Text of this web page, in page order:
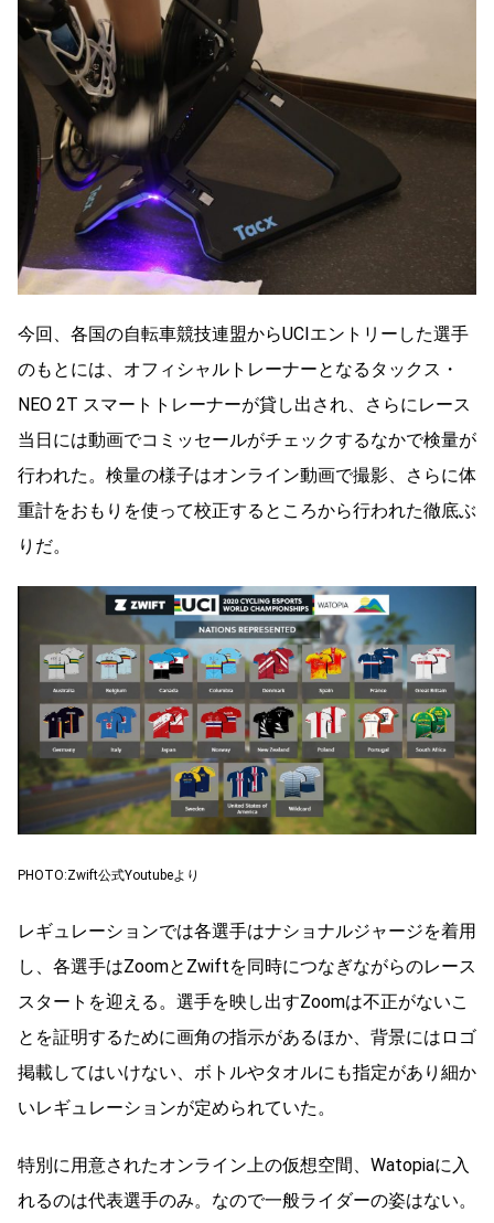
今回、各国の自転車競技連盟からUCIエントリーした選手
のもとには、オフィシャルトレーナーとなるタックス・
NEO 2T スマートトレーナーが貸し出され、さらにレース
当日には動画でコミッセールがチェックするなかで検量が
行われた。検量の様子はオンライン動画で撮影、さらに体
重計をおもりを使って校正するところから行われた徹底ぶ
りだ。
PHOTO:Zwift公式Youtubeより
レギュレーションでは各選手はナショナルジャージを着用
し、各選手はZoomとZwiftを同時につなぎながらのレース
スタートを迎える。選手を映し出すZoomは不正がないこ
とを証明するために画角の指示があるほか、背景にはロゴ
掲載してはいけない、ボトルやタオルにも指定があり細か
いレギュレーションが定められていた。
特別に用意されたオンライン上の仮想空間、Watopiaに入
れるのは代表選手のみ。なので一般ライダーの姿はない。